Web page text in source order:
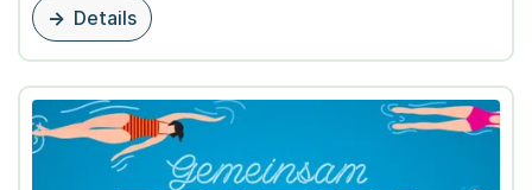
Details
zu dieser Veranstaltung